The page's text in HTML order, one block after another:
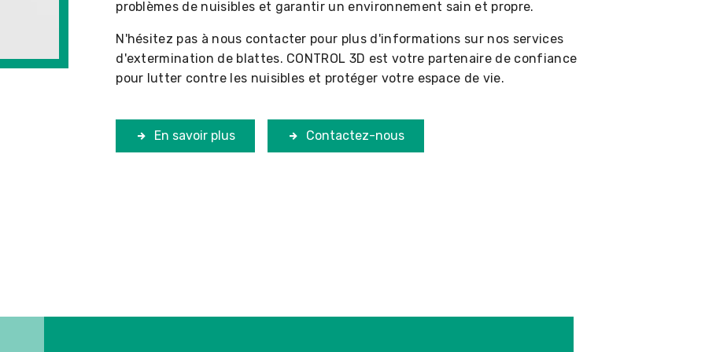
problèmes de nuisibles et garantir un environnement sain et propre.
N'hésitez pas à nous contacter pour plus d'informations sur nos services
d'extermination de blattes. CONTROL 3D est votre partenaire de confiance
pour lutter contre les nuisibles et protéger votre espace de vie.
En savoir plus Contactez-nous